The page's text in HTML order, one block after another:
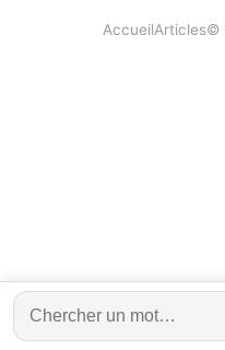
AccueilArticles©